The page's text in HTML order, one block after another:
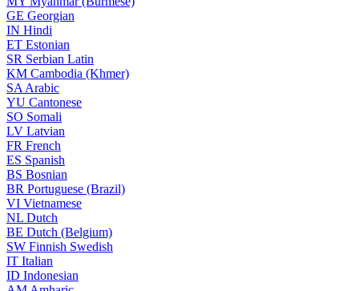
GE Georgian
IN Hindi
ET Estonian
SR Serbian Latin
KM Cambodia (Khmer)
SA Arabic
YU Cantonese
SO Somali
LV Latvian
FR French
ES Spanish
BS Bosnian
BR Portuguese (Brazil)
VI Vietnamese
NL Dutch
BE Dutch (Belgium)
SW Finnish Swedish
IT Italian
ID Indonesian